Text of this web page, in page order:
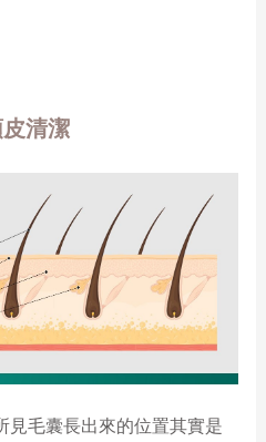
清潔
見毛囊長出來的位置其實是